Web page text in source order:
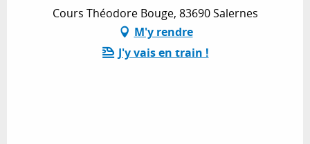
Cours Théodore Bouge, 83690 Salernes
M'y rendre
J'y vais en train !